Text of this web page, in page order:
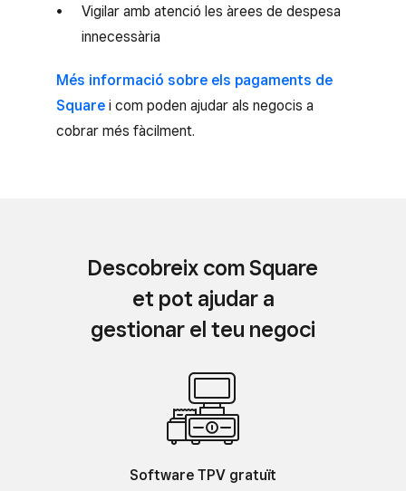
Vigilar amb atenció les àrees de despesa
innecessària
Més informació sobre els pagaments de
Square i com poden ajudar als negocis a
cobrar més fàcilment.
Descobreix com Square
et pot ajudar a
gestionar el teu negoci
Software TPV gratuït